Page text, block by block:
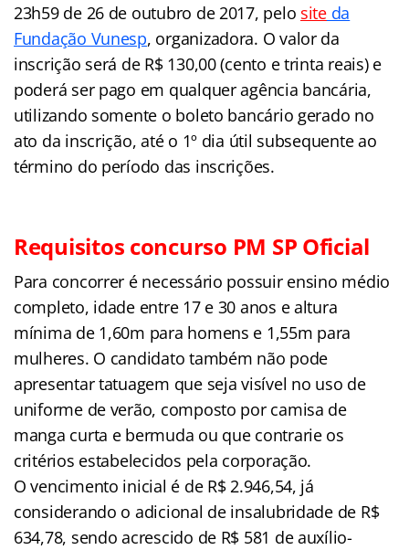
23h59 de 26 de outubro de 2017, pelo siteda
Fundação Vunesp, organizadora. O valor da
inscrição será de R$ 130,00 (cento e trinta reais) e
poderá ser pago em qualquer agência bancária,
utilizando somente o boleto bancário gerado no
ato da inscrição, até o 1º dia útil subsequente ao
término do período das inscrições.
Requisitos concurso PM SP Oficial
Para concorrer é necessário possuir ensino médio
completo, idade entre 17 e 30 anos e altura
mínima de 1,60m para homens e 1,55m para
mulheres. O candidato também não pode
apresentar tatuagem que seja visível no uso de
uniforme de verão, composto por camisa de
manga curta e bermuda ou que contrarie os
critérios estabelecidos pela corporação.
O vencimento inicial é de R$ 2.946,54, já
considerando o adicional de insalubridade de R$
634,78, sendo acrescido de R$ 581 de auxílio-